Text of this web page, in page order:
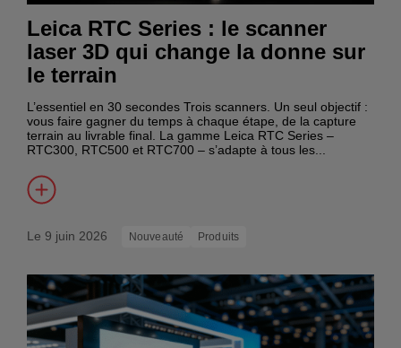
Leica RTC Series : le scanner
laser 3D qui change la donne sur
le terrain
L’essentiel en 30 secondes Trois scanners. Un seul objectif :
vous faire gagner du temps à chaque étape, de la capture
terrain au livrable final. La gamme Leica RTC Series –
RTC300, RTC500 et RTC700 – s’adapte à tous les...
Le 9 juin 2026 Nouveauté Produits